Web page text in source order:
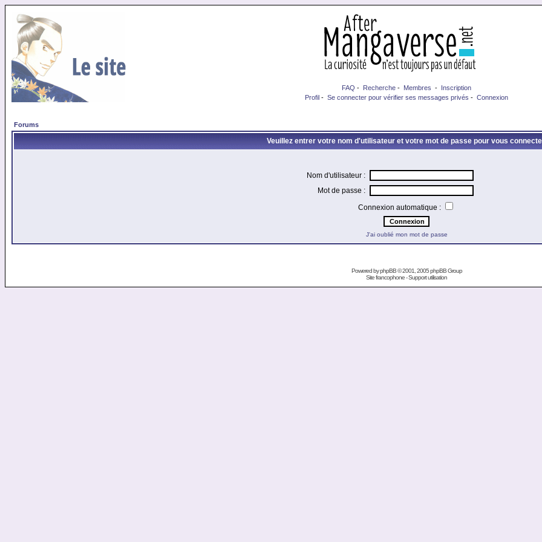
FAQ - Recherche - Membres - Inscription
Profil - Se connecter pour vérifier ses messages privés - Connexion
Forums
Veuillez entrer votre nom d'utilisateur et votre mot de passe pour vous
Nom d'utilisateur :
Mot de passe :
Connexion automatique :
J'ai oublié mon mot de passe
Powered byphpBB© 2001, 2005 phpBB Group
Site francophone-Support utilisation